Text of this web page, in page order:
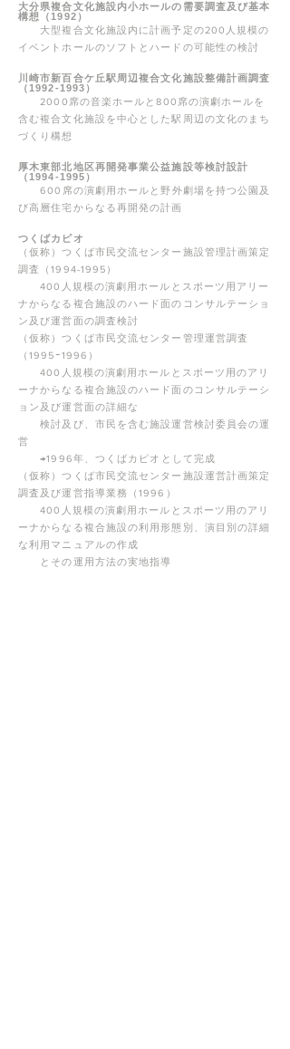
大分県複合文化施設内小ホールの需要調査及び基本
構想（1992）
大型複合文化施設内に計画予定の200人規模の
イベントホールのソフトとハードの可能性の検討
川崎市新百合ケ丘駅周辺複合文化施設整備計画調査
（1992-1993）
2000席の音楽ホールと800席の演劇ホールを
含む複合文化施設を中心とした駅周辺の文化のまち
づくり構想
厚木東部北地区再開発事業公益施設等検討設計
（1994-1995）
600席の演劇用ホールと野外劇場を持つ公園及
び高層住宅からなる再開発の計画
つくばカピオ
（仮称）つくば市民交流センター施設管理計画策定
調査（1994-1995）
400人規模の演劇用ホールとスポーツ用アリー
ナからなる複合施設のハード面のコンサルテーショ
ン及び運営面の調査検討
（仮称）つくば市民交流センター管理運営調査
（1995ｰ1996）
400人規模の演劇用ホールとスポーツ用のアリ
ーナからなる複合施設のハード面のコンサルテーシ
ョン及び運営面の詳細な
検討及び、市民を含む施設運営検討委員会の運
営
→1996年、つくばカピオとして完成
（仮称）つくば市民交流センター施設運営計画策定
調査及び運営指導業務（1996）
400人規模の演劇用ホールとスポーツ用のアリ
ーナからなる複合施設の利用形態別、演目別の詳細
な利用マニュアルの作成
とその運用方法の実地指導